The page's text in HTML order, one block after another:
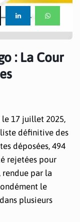
: La Cour
le 17 juillet 2025,
définitive des
déposées, 494
rejetées pour
par la
le
plusieurs